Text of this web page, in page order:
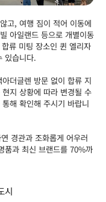
고, 여행 짐이 적어 이동에
아일랜드 등으로 개별이동
류 미팅 장소인 퀸 엘리자
있습니다.
더글렌 방문 없이 합류 지
지 상황에 따라 변경될 수
해 확인해 주시기 바랍니
경관과 조화롭게 어우러
품과 최신 브랜드를 70%까
시